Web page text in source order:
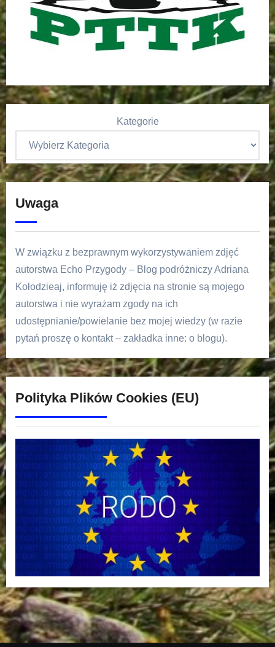
Kategorie
Uwaga
W związku z bezprawnym wykorzystywaniem zdjęć
autorstwa Echo Przygody – Blog podróżniczy Adriana
Kołodzieaj, informuję iż zdjęcia na stronie są mojego
autorstwa i nie wyrażam zgody na ich
udostępnianie/powielanie bez mojej wiedzy (w razie
pytań proszę o kontakt – zakładka inne: o blogu).
Polityka Plików Cookies (EU)